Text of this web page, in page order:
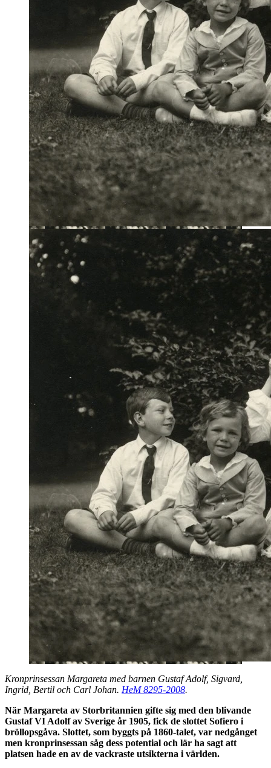
Kronprinsessan Margareta med barnen Gustaf Adolf, Sigvard,
Ingrid, Bertil och Carl Johan. HeM 8295-2008.
När Margareta av Storbritannien gifte sig med den blivande
Gustaf VI Adolf av Sverige år 1905, fick de slottet Sofiero i
bröllopsgåva. Slottet, som byggts på 1860-talet, var nedgånget
men kronprinsessan såg dess potential och lär ha sagt att
platsen hade en av de vackraste utsikterna i världen.